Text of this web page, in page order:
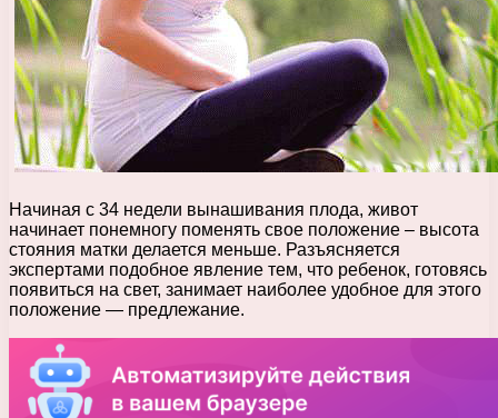
Начиная с 34 недели вынашивания плода, живот
начинает понемногу поменять свое положение – высота
стояния матки делается меньше. Разъясняется
экспертами подобное явление тем, что ребенок, готовясь
появиться на свет, занимает наиболее удобное для этого
положение — предлежание.